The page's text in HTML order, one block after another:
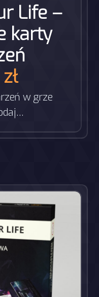
Life –
karty
zł
w grze